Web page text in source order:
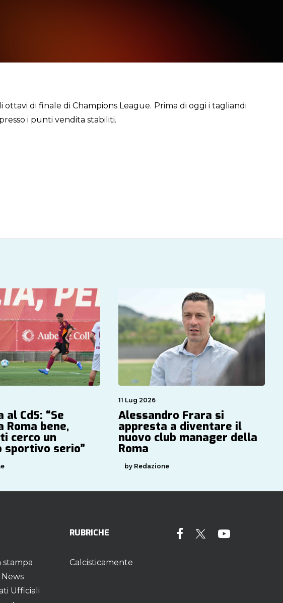
ottavi di finale di Champions League. Prima di oggi i tagliandi
i punti vendita stabiliti.
al CdS: “Se
Roma bene,
cerco un
serio”
11 Lug 2026
Alessandro Frara si
appresta a diventare il
nuovo club manager della
Roma
by Redazione
stampa
Ufficiali
RUBRICHE
Calcisticamente